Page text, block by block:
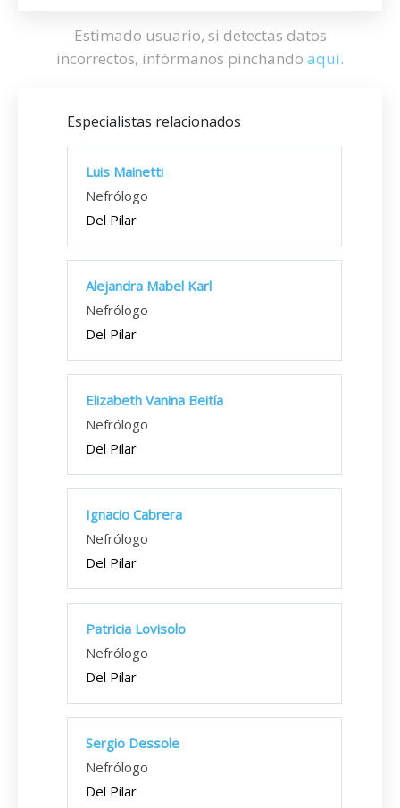
Estimado usuario, si detectas datos
incorrectos, infórmanos pinchando aquí.
Especialistas relacionados
Luis Mainetti
Nefrólogo
Del Pilar
Alejandra Mabel Karl
Nefrólogo
Del Pilar
Elizabeth Vanina Beitía
Nefrólogo
Del Pilar
Ignacio Cabrera
Nefrólogo
Del Pilar
Patricia Lovisolo
Nefrólogo
Del Pilar
Sergio Dessole
Nefrólogo
Del Pilar